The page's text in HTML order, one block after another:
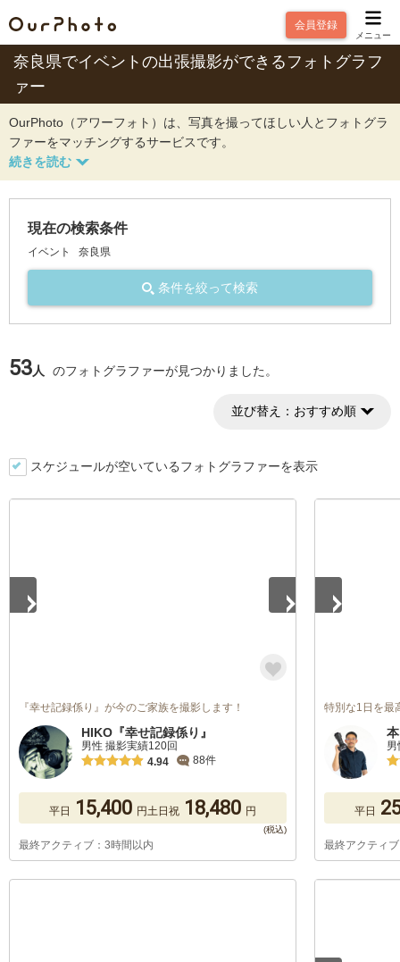
会員登録
メニュー
奈良県でイベントの出張撮影ができるフォトグラフ
ァー
OurPhoto（アワーフォト）は、写真を撮ってほしい人とフォトグラ
ファーをマッチングするサービスです。
現在の検索条件
イベント 奈良県
条件を絞って検索
53人 のフォトグラファーが見つかりました。
並び替え： おすすめ順
スケジュールが空いているフォトグラファーを表示
『幸せ記録係り』が今のご家族を撮影します！
HIKO『幸せ記録係り』
男性 撮影実績120回
4.94
88件
平日 15,400 円土日祝 18,480 円
最終アクティブ：3時間以内
特別な1日を最
平日
最終アクティ